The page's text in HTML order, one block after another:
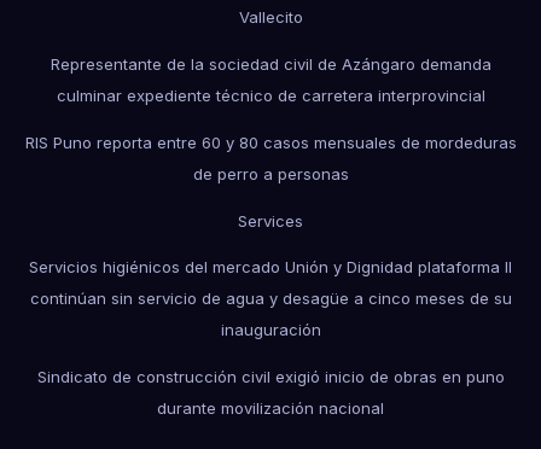
Vallecito
Representante de la sociedad civil de Azángaro demanda
culminar expediente técnico de carretera interprovincial
RIS Puno reporta entre 60 y 80 casos mensuales de mordeduras
de perro a personas
Services
Servicios higiénicos del mercado Unión y Dignidad plataforma II
continúan sin servicio de agua y desagüe a cinco meses de su
inauguración
Sindicato de construcción civil exigió inicio de obras en puno
durante movilización nacional